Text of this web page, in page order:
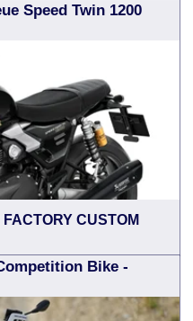
Speed Twin 1200
CUSTOM
Bike -